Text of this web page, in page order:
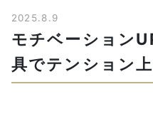
2025.8.9
モチベーション
具でテンション